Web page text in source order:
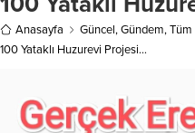
Anasayfa Güncel,Gündem,
100 Yataklı Huzurevi Projesi…